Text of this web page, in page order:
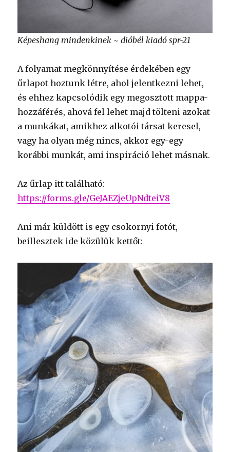
Képeshang mindenkinek ~ dióbél kiadó spr-21
A folyamat megkönnyítése érdekében egy
űrlapot hoztunk létre, ahol jelentkezni lehet,
és ehhez kapcsolódik egy megosztott mappa-
hozzáférés, ahová fel lehet majd tölteni azokat
a munkákat, amikhez alkotói társat keresel,
vagy ha olyan még nincs, akkor egy-egy
korábbi munkát, ami inspiráció lehet másnak.
Az űrlap itt található:
https://forms.gle/GeJAEZjeUpNdteiV8
Ani már küldött is egy csokornyi fotót,
beillesztek ide közülük kettőt: